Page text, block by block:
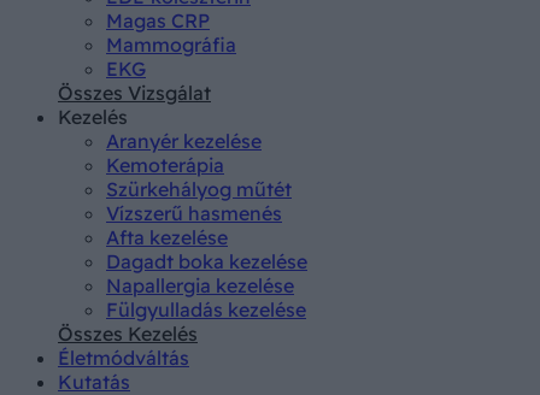
Magas CRP
Mammográfia
EKG
Összes Vizsgálat
Kezelés
Aranyér kezelése
Kemoterápia
Szürkehályog műtét
Vízszerű hasmenés
Afta kezelése
Dagadt boka kezelése
Napallergia kezelése
Fülgyulladás kezelése
Összes Kezelés
Életmódváltás
Kutatás